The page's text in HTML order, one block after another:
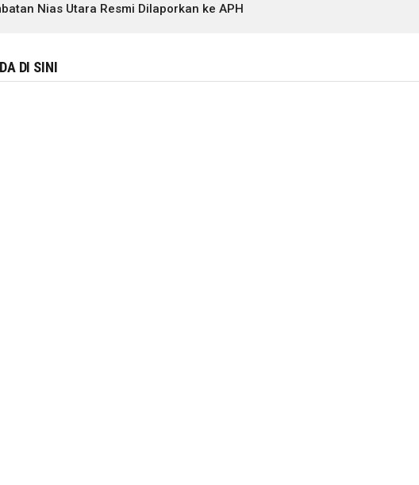
Nias Utara Resmi Dilaporkan ke APH
DI SINI